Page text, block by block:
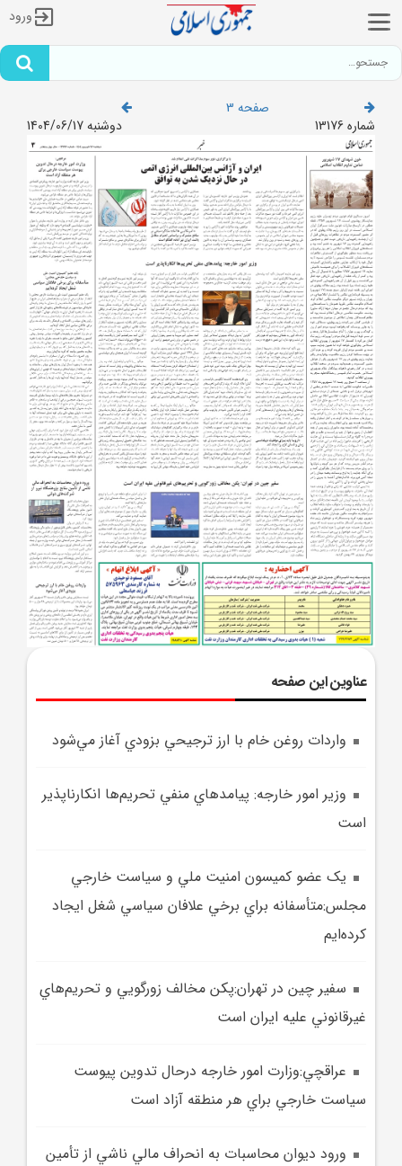
ورود
صفحه 3
شماره 13176
دوشنبه 1404/06/17
عناوین این صفحه
واردات روغن خام با ارز ترجيحي بزودي آغاز مي‌شود
وزير امور خارجه: پيامدهاي منفي تحريم‌ها انکارناپذير
است
يک عضو کميسون امنيت ملي و سياست خارجي
مجلس:متأسفانه براي برخي علافان سياسي شغل ايجاد
کرده‌ايم
سفير چين در تهران:پکن مخالف زورگويي و تحريم‌هاي
غيرقانوني عليه ايران است
عراقچي:وزارت امور خارجه درحال تدوين پيوست
سياست خارجي براي هر منطقه آزاد است
ورود ديوان محاسبات به انحراف مالي ناشي از تأمين